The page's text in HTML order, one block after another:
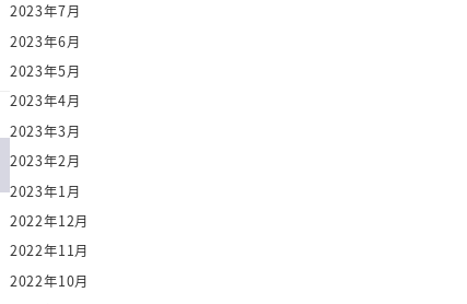
2023年7月
2023年6月
2023年5月
2023年4月
2023年3月
2023年2月
2023年1月
2022年12月
2022年11月
2022年10月